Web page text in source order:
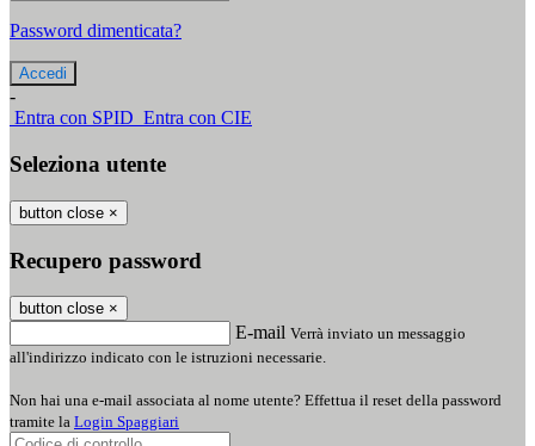
Password dimenticata?
-
Entra con SPID Entra con CIE
Seleziona utente
button close ×
Recupero password
button close ×
E-mail Verrà inviato un messaggio
all'indirizzo indicato con le istruzioni necessarie.
Non hai una e-mail associata al nome utente? Effettua il reset della password
tramite la Login Spaggiari